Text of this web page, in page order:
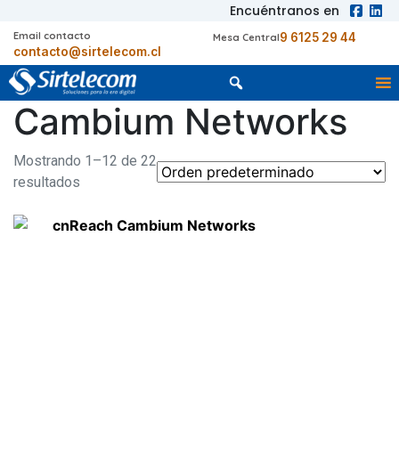
Encuéntranos en
Mesa Central9 6125 29 44
Email contacto
contacto@sirtelecom.cl
Cambium Networks
Mostrando 1–12 de 22
resultados